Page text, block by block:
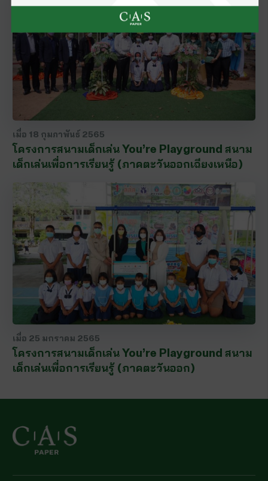
เมื่อ 18 กุมภาพันธ์ 2565
โครงการสนามเด็กเล่น You’re Playground สนาม
เด็กเล่นเพื่อการเรียนรู้ (ภาคตะวันออกเฉียงเหนือ)
เมื่อ 25 มกราคม 2565
โครงการสนามเด็กเล่น You’re Playground สนาม
เด็กเล่นเพื่อการเรียนรู้ (ภาคตะวันออก)